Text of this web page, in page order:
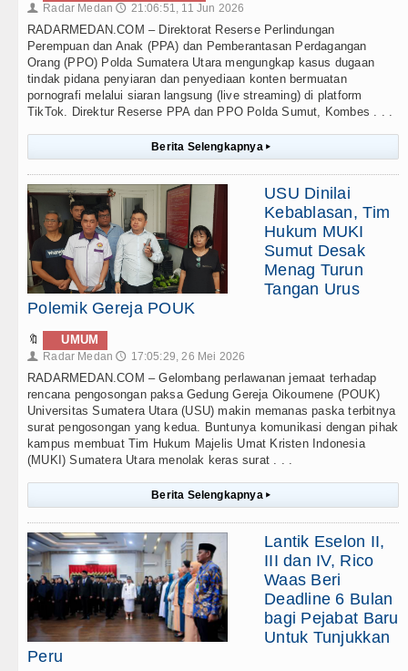
👤 Radar Medan 🕔 21:06:51, 11 Jun 2026
RADARMEDAN.COM – Direktorat Reserse Perlindungan
Perempuan dan Anak (PPA) dan Pemberantasan Perdagangan
Orang (PPO) Polda Sumatera Utara mengungkap kasus dugaan
tindak pidana penyiaran dan penyediaan konten bermuatan
pornografi melalui siaran langsung (live streaming) di platform
TikTok. Direktur Reserse PPA dan PPO Polda Sumut, Kombes . . .
Berita Selengkapnya ▸
USU Dinilai
Kebablasan, Tim
Hukum MUKI
Sumut Desak
Menag Turun
Tangan Urus
Polemik Gereja POUK
🔖 UMUM
👤 Radar Medan 🕔 17:05:29, 26 Mei 2026
RADARMEDAN.COM – Gelombang perlawanan jemaat terhadap
rencana pengosongan paksa Gedung Gereja Oikoumene (POUK)
Universitas Sumatera Utara (USU) makin memanas paska terbitnya
surat pengosongan yang kedua. Buntunya komunikasi dengan pihak
kampus membuat Tim Hukum Majelis Umat Kristen Indonesia
(MUKI) Sumatera Utara menolak keras surat . . .
Berita Selengkapnya ▸
Lantik Eselon II,
III dan IV, Rico
Waas Beri
Deadline 6 Bulan
bagi Pejabat Baru
Untuk Tunjukkan
Peru